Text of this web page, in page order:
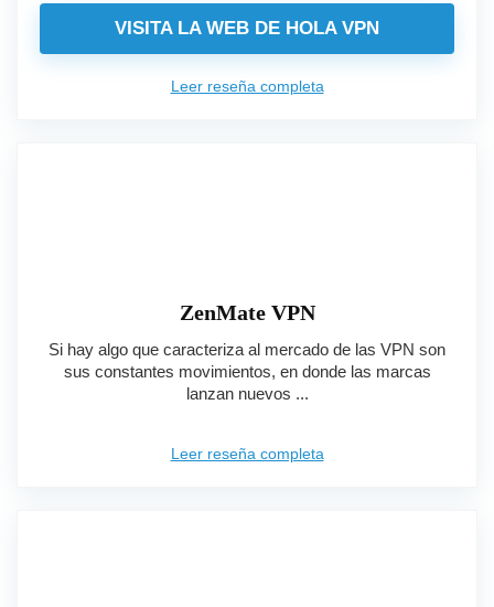
VISITA LA WEB DE HOLA VPN
Leer reseña completa
ZenMate VPN
Si hay algo que caracteriza al mercado de las VPN son
sus constantes movimientos, en donde las marcas
lanzan nuevos ...
Leer reseña completa